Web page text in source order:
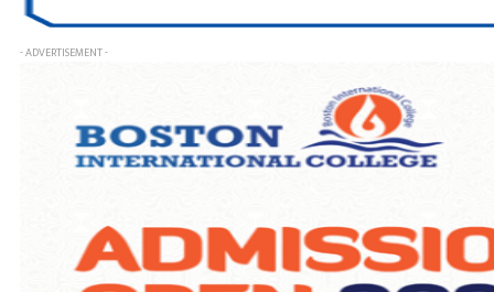
- ADVERTISEMENT -